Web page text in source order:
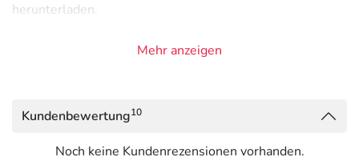
herunterladen.
Mehr anzeigen
Kundenbewertung10
Noch keine Kundenrezensionen vorhanden.